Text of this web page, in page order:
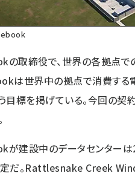
の取締役で、世界の各拠点
は世界中の拠点で消費す
目標を掲げている。今回の契
が建設中のデータセンター
だ。Rattlesnake Creek